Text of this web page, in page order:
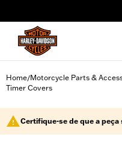
Home/Motorcycle Parts &
Timer Covers
Certifique-se de que a peça